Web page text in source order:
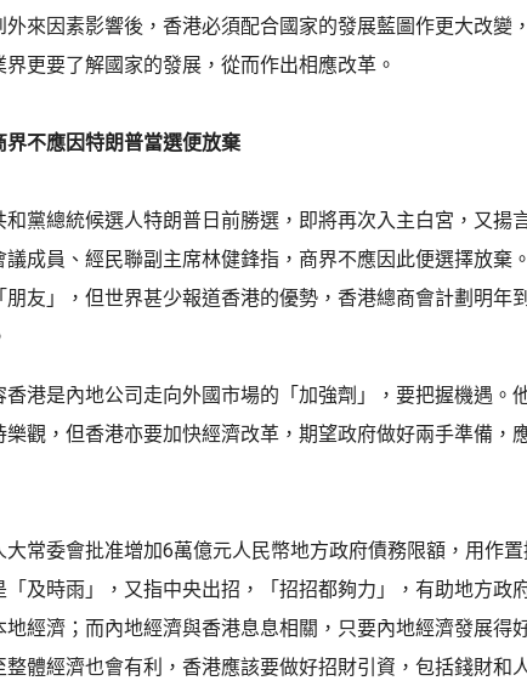
外來因素影響後，香港必須配合國家的發展藍圖作更大改變
界更要了解國家的發展，從而作出相應改革。
界不應因特朗普當選便放棄
和黨總統候選人特朗普日前勝選，即將再次入主白宮，又揚
議成員、經民聯副主席林健鋒指，商界不應因此便選擇放棄
朋友」，但世界甚少報道香港的優勢，香港總商會計劃明年
香港是內地公司走向外國市場的「加強劑」，要把握機遇。
樂觀，但香港亦要加快經濟改革，期望政府做好兩手準備，
大常委會批准增加6萬億元人民幣地方政府債務限額，用作
「及時雨」，又指中央出招，「招招都夠力」，有助地方政
地經濟；而內地經濟與香港息息相關，只要內地經濟發展得
整體經濟也會有利，香港應該要做好招財引資，包括錢財和